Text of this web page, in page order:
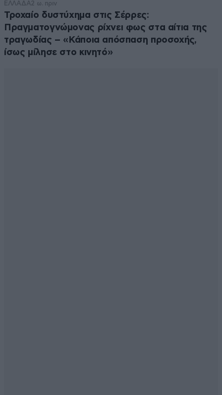
ΕΛΛΑΔΑ2 ω. πριν
Τροχαίο δυστύχημα στις Σέρρες:
Πραγματογνώμονας ρίχνει φως στα αίτια της
τραγωδίας – «Κάποια απόσπαση προσοχής,
ίσως μίλησε στο κινητό»